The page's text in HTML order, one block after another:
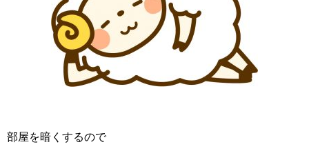
部屋を暗くするので